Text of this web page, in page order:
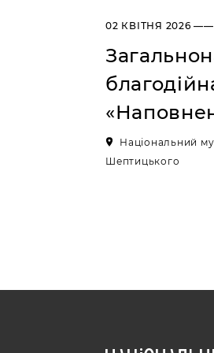
02 КВІТНЯ 2026
Національний
Шептицького